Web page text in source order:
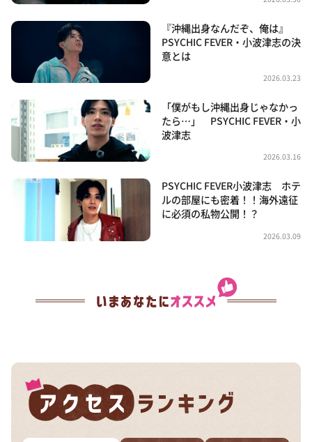
『沖縄出身なんだぞ、俺は』
PSYCHIC FEVER・小波津志の決
意とは
2026.03.23
「僕がもし沖縄出身じゃなかっ
たら…」 PSYCHIC FEVER・小
波津志
2026.03.16
PSYCHIC FEVER小波津志 ホテ
ルの部屋にも密着！！海外遠征
に必須の私物公開！？
2026.03.09